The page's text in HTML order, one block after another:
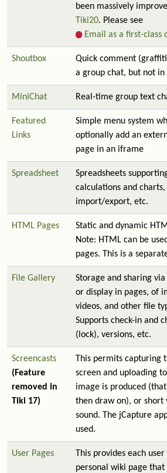
been massively
Tiki20. Please see
Email as a first-class
Shoutbox
Quick comment
a group chat, but not
MiniChat Real-time group text
Featured
Links
Simple menu system
optionally add an
page in an iframe
Spreadsheet
Spreadsheets
calculations and charts,
import/export, etc.
HTML Pages
Static and dynamic
Note: HTML can be
pages. This is a
File Gallery
Storage and sharing
or display in pages, of
videos, and other file
Supports check-in and
(lock), versions, etc.
Screencasts
(Feature
removed in
Tiki 17)
This permits capturing
screen and uploading
image is produced
then draw on), or short
sound. The jCapture
used.
User Pages
This provides each
personal wiki page that